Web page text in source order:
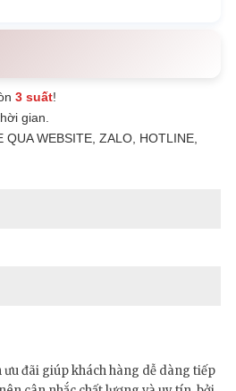
3 suất!
gian.
WEBSITE, ZALO, HOTLINE,
đãi giúp khách hàng dễ dàng tiếp